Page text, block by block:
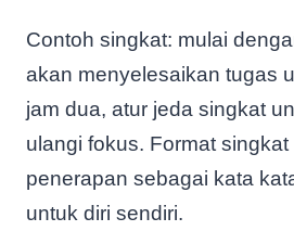
Contoh singkat: mulai
akan menyelesaikan tugas
jam dua, atur jeda singkat
ulangi fokus. Format
penerapan sebagai kata
untuk diri sendiri.